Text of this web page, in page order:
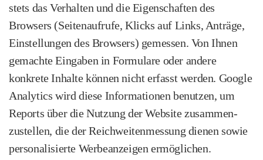
stets das Verhalten und die Eigenschaften des
Browsers (Seitenaufrufe, Klicks auf Links, Anträge,
Einstellungen des Browsers) gemessen. Von Ihnen
gemachte Eingaben in Formulare oder andere
konkrete Inhalte können nicht erfasst werden. Google
Analytics wird diese Informationen benutzen, um
Reports über die Nutzung der Website zusammen­
zustellen, die der Reichweiten­messung dienen sowie
personalisierte Werbeanzeigen ermöglichen.